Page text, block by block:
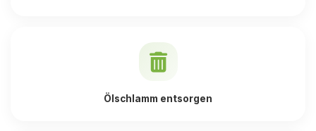
Ölschlamm entsorgen